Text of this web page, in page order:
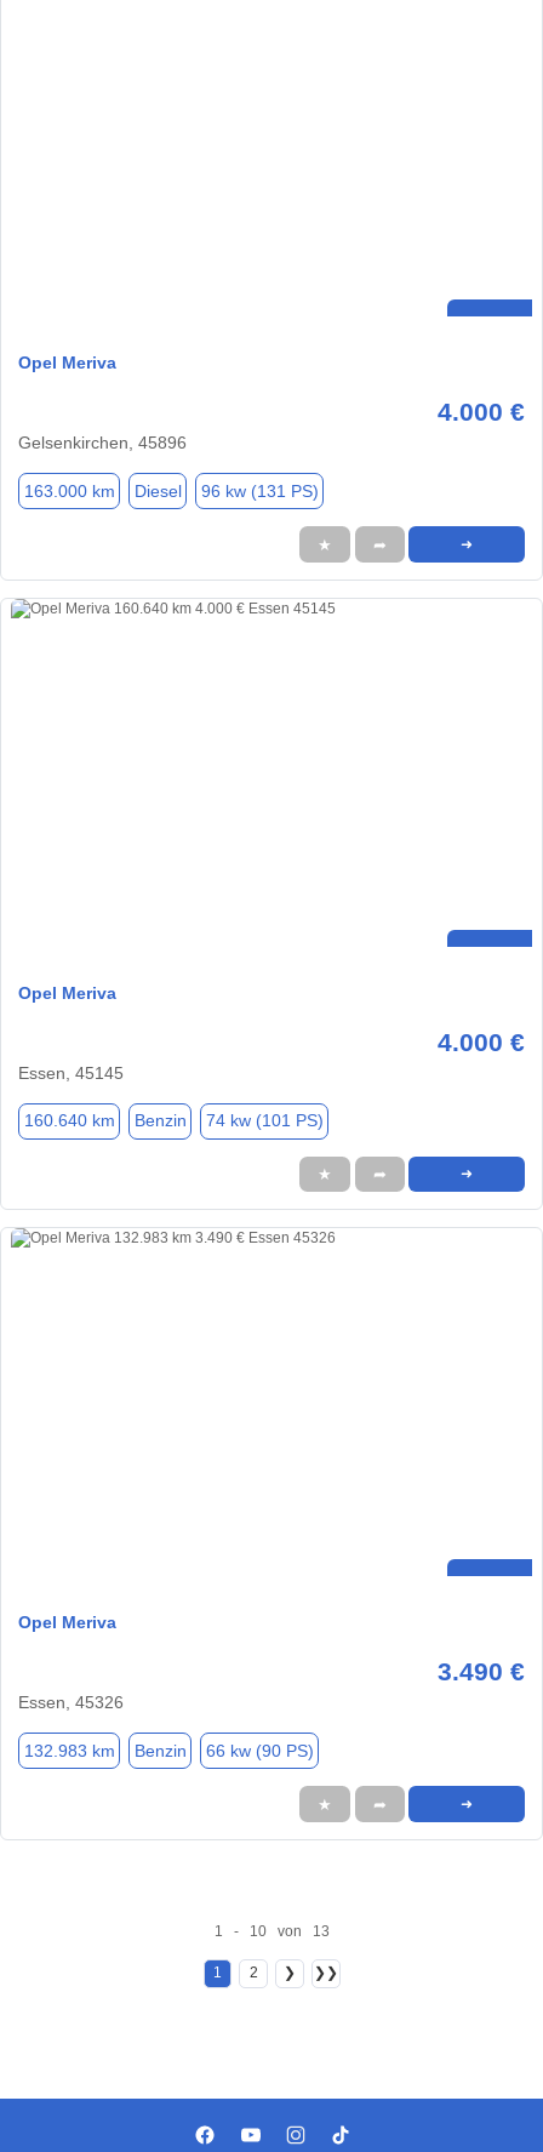
Opel Meriva
4.000 €
Gelsenkirchen, 45896
163.000 km Diesel 96 kw (131 PS)
★ ➦ ➜
Opel Meriva
4.000 €
Essen, 45145
160.640 km Benzin 74 kw (101 PS)
★ ➦ ➜
Opel Meriva
3.490 €
Essen, 45326
132.983 km Benzin 66 kw (90 PS)
★ ➦ ➜
1 - 10 von 13
1 2 ❯ ❯❯